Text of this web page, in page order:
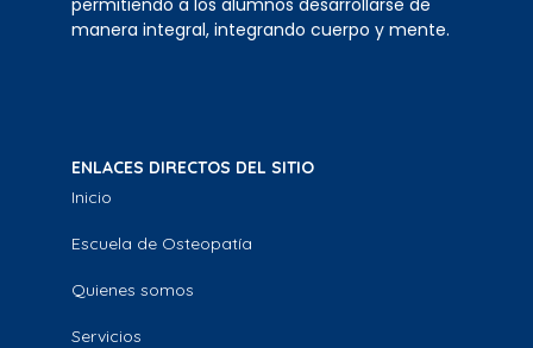
permitiendo a los alumnos desarrollarse de
manera integral, integrando cuerpo y mente.
ENLACES DIRECTOS DEL SITIO
Inicio
Escuela de Osteopatía
Quienes somos
Servicios